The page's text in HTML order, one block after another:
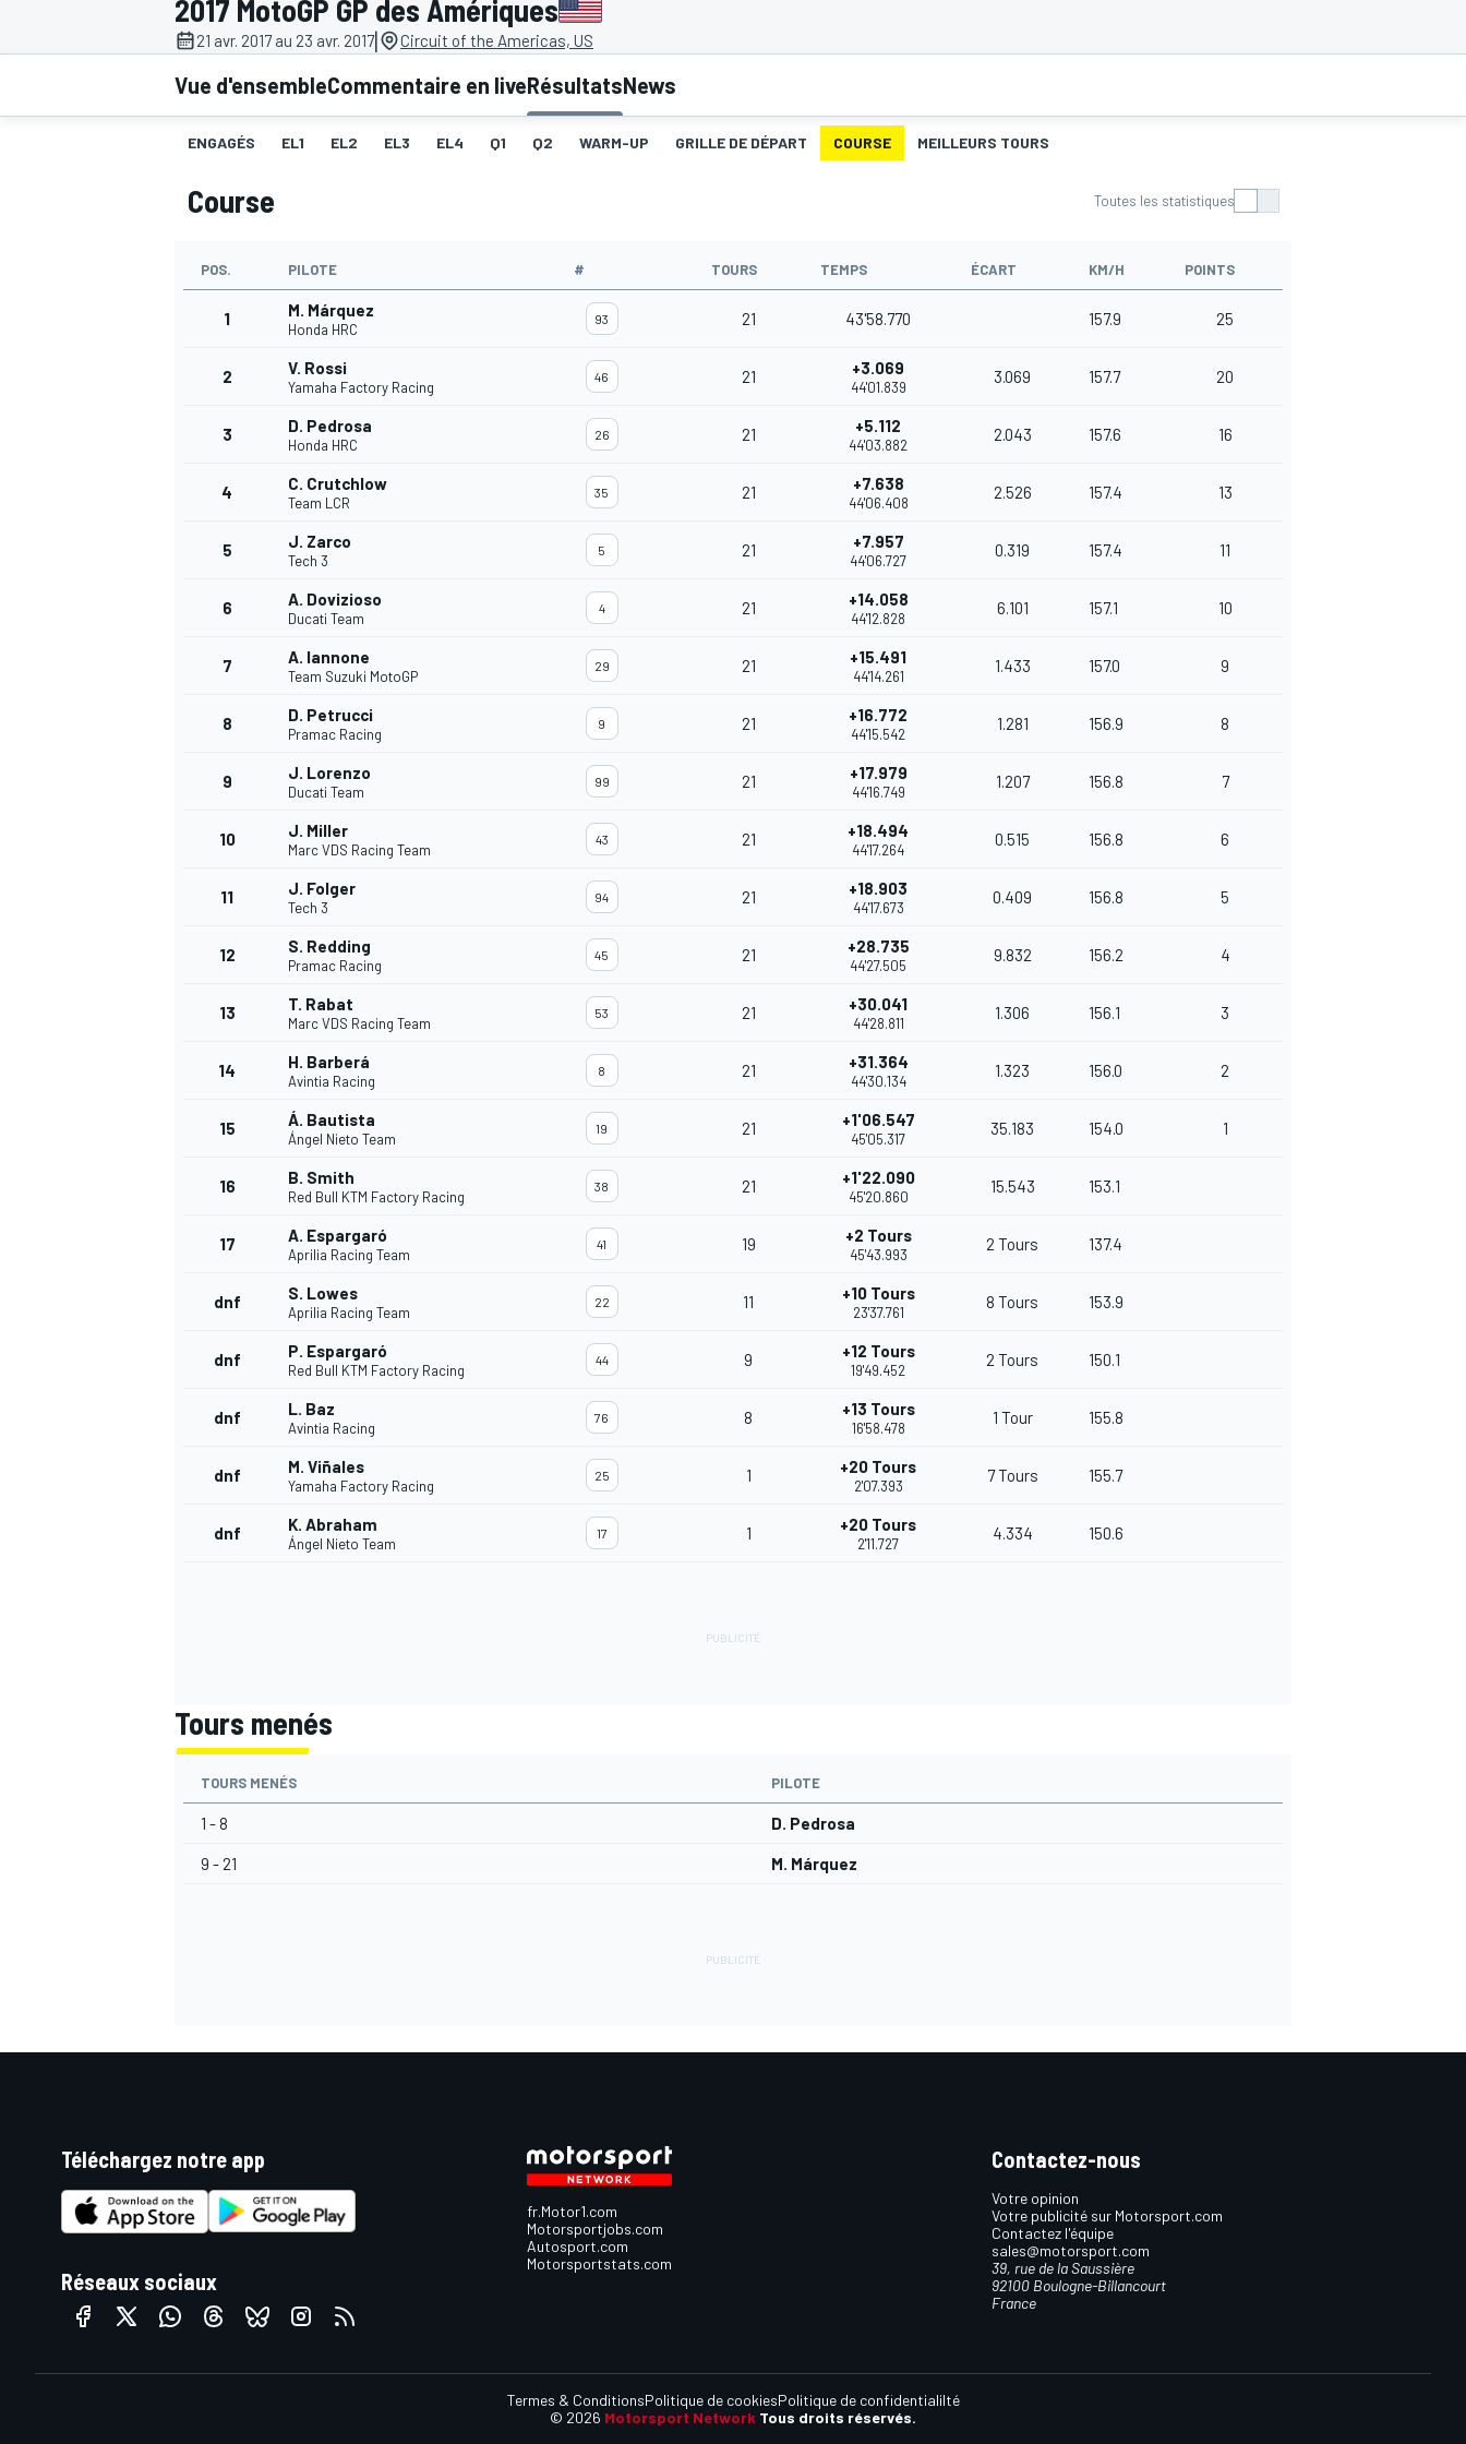
2017 MotoGP GP des Amériques
21 avr. 2017 au 23 avr. 2017| Circuit of the Americas, US
Vue d'ensembleCommentaire en liveRésultatsNews
ENGAGÉS EL1 EL2 EL3 EL4 Q1 Q2 WARM-UP GRILLE DE DÉPART COURSE MEILLEURS TOURS
Course Toutes les statistiques
POS. PILOTE # TOURS TEMPS ÉCART KM/H POINTS
1 M. Márquez
Honda HRC
93 21 43'58.770 157.9 25
2 V. Rossi
Yamaha Factory Racing
46 21 +3.069
44'01.839
3.069 157.7 20
3 D. Pedrosa
Honda HRC
26 21 +5.112
44'03.882
2.043 157.6 16
4 C. Crutchlow
Team LCR
35 21 +7.638
44'06.408
2.526 157.4 13
5 J. Zarco
Tech 3
5 21 +7.957
44'06.727
0.319 157.4 11
6 A. Dovizioso
Ducati Team
4 21 +14.058
44'12.828
6.101 157.1 10
7 A. Iannone
Team Suzuki MotoGP
29 21 +15.491
44'14.261
1.433 157.0 9
8 D. Petrucci
Pramac Racing
9 21 +16.772
44'15.542
1.281 156.9 8
9 J. Lorenzo
Ducati Team
99 21 +17.979
44'16.749
1.207 156.8 7
10 J. Miller
Marc VDS Racing Team
43 21 +18.494
44'17.264
0.515 156.8 6
11 J. Folger
Tech 3
94 21 +18.903
44'17.673
0.409 156.8 5
12 S. Redding
Pramac Racing
45 21 +28.735
44'27.505
9.832 156.2 4
13 T. Rabat
Marc VDS Racing Team
53 21 +30.041
44'28.811
1.306 156.1 3
14 H. Barberá
Avintia Racing
8 21 +31.364
44'30.134
1.323 156.0 2
15 Á. Bautista
Ángel Nieto Team
19 21 +1'06.547
45'05.317
35.183 154.0 1
16 B. Smith
Red Bull KTM Factory Racing
38 21 +1'22.090
45'20.860
15.543 153.1
17 A. Espargaró
Aprilia Racing Team
41 19 +2 Tours
45'43.993
2 Tours 137.4
dnf S. Lowes
Aprilia Racing Team
22 11 +10 Tours
23'37.761
8 Tours 153.9
dnf P. Espargaró
Red Bull KTM Factory Racing
44 9 +12 Tours
19'49.452
2 Tours 150.1
dnf L. Baz
Avintia Racing
76 8 +13 Tours
16'58.478
1 Tour 155.8
dnf M. Viñales
Yamaha Factory Racing
25 1 +20 Tours
2'07.393
7 Tours 155.7
dnf K. Abraham
Ángel Nieto Team
17 1 +20 Tours
2'11.727
4.334 150.6
Tours menés
TOURS MENÉS PILOTE
1 - 8 D. Pedrosa
9 - 21 M. Márquez
Téléchargez notre app
Réseaux sociaux
fr.Motor1.com
Motorsportjobs.com
Autosport.com
Motorsportstats.com
Contactez-nous
Votre opinion
Votre publicité sur Motorsport.com
Contactez l'équipe
sales@motorsport.com
39, rue de la Saussière
92100 Boulogne-Billancourt
France
© 2026 Motorsport Network Tous droits réservés.
Termes & ConditionsPolitique de cookiesPolitique de confidentialilté